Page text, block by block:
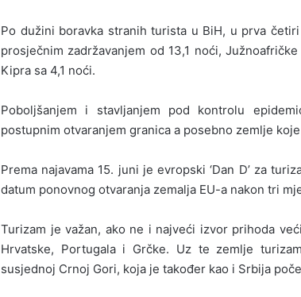
Po dužini boravka stranih turista u BiH, u prva
prosječnim zadržavanjem od 13,1 noći,
Kipra sa 4,1 noći.
Poboljšanjem i stavljanjem pod kontrolu
postupnim otvaranjem granica a posebno zemlje
Prema najavama 15. juni je evropski ‘Dan D’ za
datum ponovnog otvaranja zemalja EU-a nakon tri
Turizam je važan, ako ne i najveći izvor prihoda
Hrvatske, Portugala i Grčke. Uz te zemlje
susjednoj Crnoj Gori, koja je također kao i Srbija